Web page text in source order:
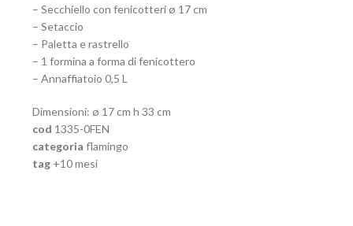
– Secchiello con fenicotteri ø 17 cm
– Setaccio
– Paletta e rastrello
– 1 formina a forma di fenicottero
– Annaffiatoio 0,5 L
Dimensioni: ø 17 cm h 33 cm
cod 1335-0FEN
categoria flamingo
tag +10 mesi